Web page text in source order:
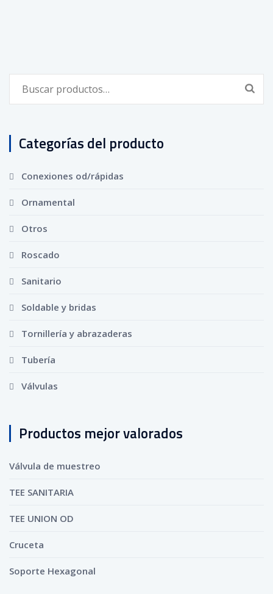
Categorías del producto
Conexiones od/rápidas
Ornamental
Otros
Roscado
Sanitario
Soldable y bridas
Tornillería y abrazaderas
Tubería
Válvulas
Productos mejor valorados
Válvula de muestreo
TEE SANITARIA
TEE UNION OD
Cruceta
Soporte Hexagonal